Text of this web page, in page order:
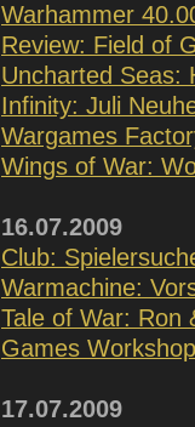
Warhammer
Review: Field of
Uncharted Seas:
Infinity: Juli
Wargames
Wings of War:
16.07.2009
Club:
Warmachine:
Tale of War: Ron
Games
17.07.2009